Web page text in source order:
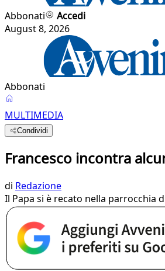
Abbonati
Accedi
August 8, 2026
Abbonati
MULTIMEDIA
Condividi
Francesco incontra
di Redazione
Il Papa si è recato nella